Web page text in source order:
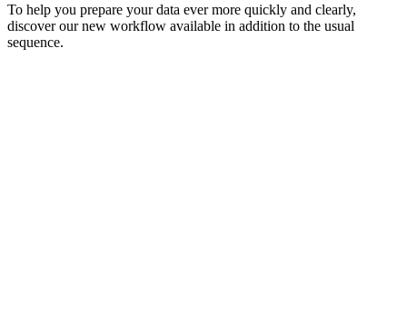
To help you prepare your data ever more quickly and clearly,
discover our new workflow available in addition to the usual
sequence.